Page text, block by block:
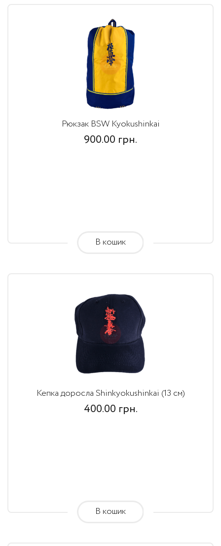
Рюкзак BSW Kyokushinkai
900.00 грн.
В кошик
Кепка доросла Shinkyokushinkai (13 см)
400.00 грн.
В кошик